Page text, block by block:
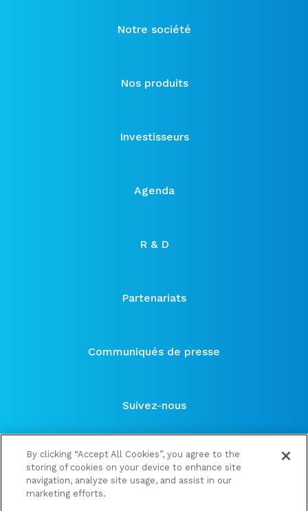
Notre société
Nos produits
Investisseurs
Agenda
R & D
Partenariats
Communiqués de presse
Suivez-nous
By clicking “Accept All Cookies”, you agree to the
storing of cookies on your device to enhance site
navigation, analyze site usage, and assist in our
marketing efforts.